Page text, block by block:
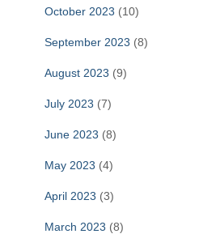
October 2023 (10)
September 2023 (8)
August 2023 (9)
July 2023 (7)
June 2023 (8)
May 2023 (4)
April 2023 (3)
March 2023 (8)